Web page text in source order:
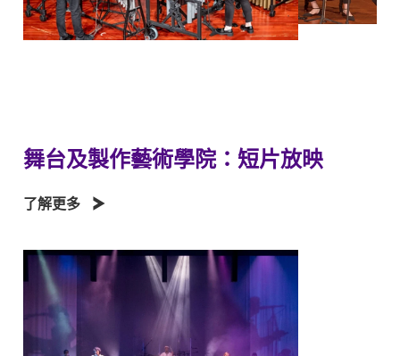
舞台及製作藝術學院：短片放映
了解更多